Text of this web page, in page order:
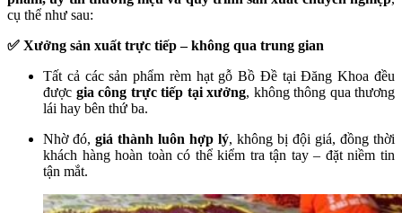
cụ thể như sau:
✅ Xưởng sản xuất trực tiếp – không qua trung gian
Tất cả các sản phẩm rèm hạt gỗ Bồ Đề tại Đăng Khoa đều
được gia công trực tiếp tại xưởng, không thông qua thương
lái hay bên thứ ba.
Nhờ đó, giá thành luôn hợp lý, không bị đội giá, đồng thời
khách hàng hoàn toàn có thể kiểm tra tận tay – đặt niềm tin
tận mắt.